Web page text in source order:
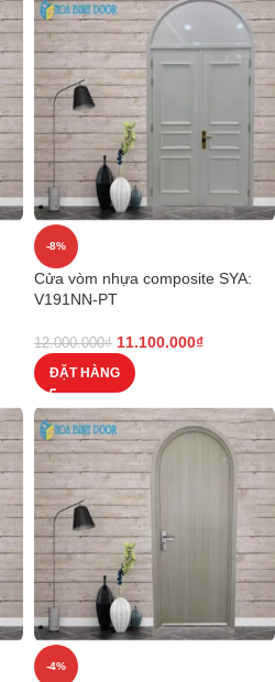
-8%
Cửa vòm nhựa composite SYA:
V191NN-PT
12.000.000₫ 11.100.000₫
ĐẶT HÀNG
-4%